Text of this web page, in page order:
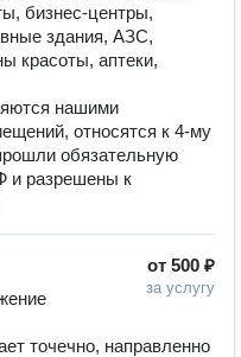
бизнес-центры,
здания, АЗС,
красоты, аптеки,
нашими
относятся к 4-му
обязательную
и разрешены к
от 500 ₽
за услугу
точечно, направленно